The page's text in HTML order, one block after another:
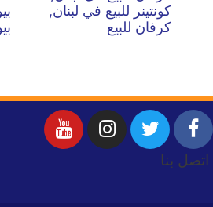
كونتينر للبيع في لبنان,
كرفان للبيع
اتصل بنا